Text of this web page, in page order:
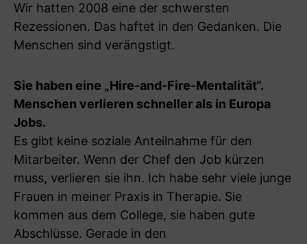
Wir hatten 2008 eine der schwersten
Rezessionen. Das haftet in den Gedanken. Die
Menschen sind verängstigt.
Sie haben eine „Hire-and-Fire-Mentalität“.
Menschen verlieren schneller als in Europa
Jobs.
Es gibt keine soziale Anteilnahme für den
Mitarbeiter. Wenn der Chef den Job kürzen
muss, verlieren sie ihn. Ich habe sehr viele junge
Frauen in meiner Praxis in Therapie. Sie
kommen aus dem College, sie haben gute
Abschlüsse. Gerade in den